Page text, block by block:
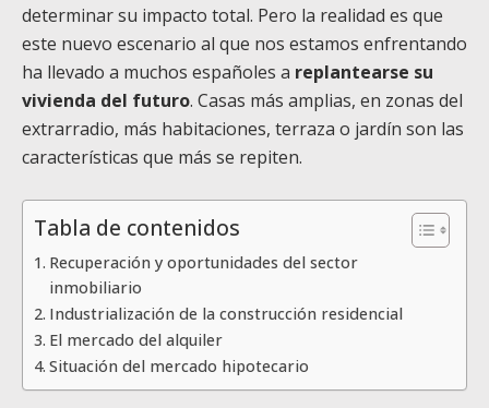
determinar su impacto total. Pero la realidad es que
este nuevo escenario al que nos estamos enfrentando
ha llevado a muchos españoles a replantearse su
vivienda del futuro. Casas más amplias, en zonas del
extrarradio, más habitaciones, terraza o jardín son las
características que más se repiten.
Tabla de contenidos
Recuperación y oportunidades del sector
inmobiliario
Industrialización de la construcción residencial
El mercado del alquiler
Situación del mercado hipotecario